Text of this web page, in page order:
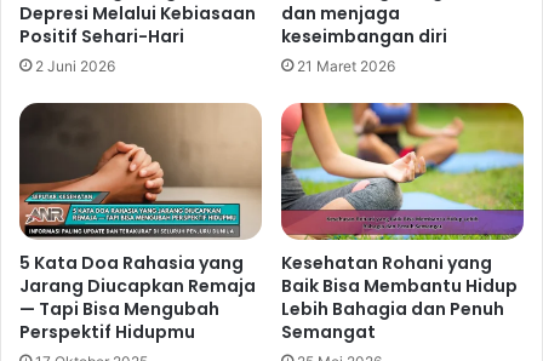
Depresi Melalui Kebiasaan
Positif Sehari-Hari
2 Juni 2026
dan menjaga
keseimbangan diri
21 Maret 2026
5 Kata Doa Rahasia yang
Jarang Diucapkan Remaja
— Tapi Bisa Mengubah
Perspektif Hidupmu
Kesehatan Rohani yang
Baik Bisa Membantu Hidup
Lebih Bahagia dan Penuh
Semangat